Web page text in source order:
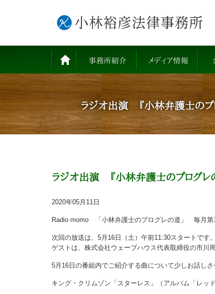
事務所紹介 メディア情報
ラジオ出演 『小林弁護士のプ
ラジオ出演 『小林弁護士のプログレ
2020年05月11日
Radio momo 「小林弁護士のプログレの道」 毎月
次回の放送は、5月16日（土）午前11:30スタートです。
ゲストは、株式会社ウェーブハウス代表取締役の市川周
5月16日の番組内でご紹介する曲について少しお話しさ
キング・クリムゾン「スターレス」（アルバム「レッド